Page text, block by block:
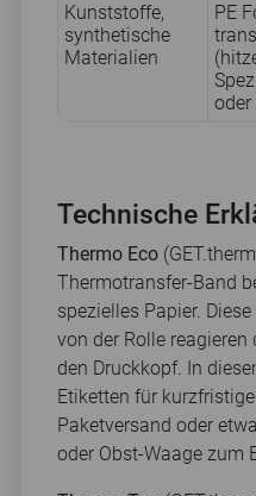
Kunststoffe,
synthetische
Materialien
PE
oder
Technische
Thermo Eco
Thermotransfer-Band
spezielles Papier.
von der Rolle
den Druckkopf. In
Etiketten für
Paketversand oder
oder Obst-Waage zum